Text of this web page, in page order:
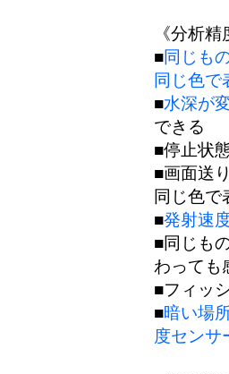
《分析
■同じも
同じ色で
■水深が
できる
■停止状
■画面送
同じ色で
■発射速
■同じも
わっても
■フィッ
■暗い場
度センサ